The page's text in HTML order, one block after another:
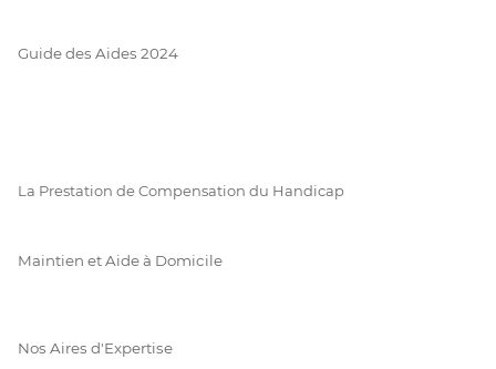
Guide des Aides 2024
La Prestation de Compensation du Handicap
Maintien et Aide à Domicile
Nos Aires d'Expertise